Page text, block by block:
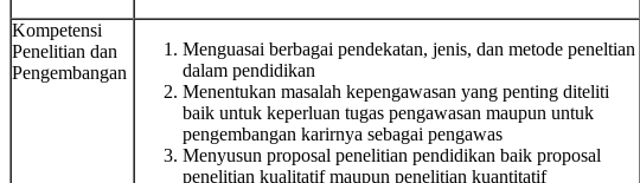
Kompetensi
Penelitian dan
Pengembangan
Menguasai berbagai pendekatan, jenis, dan metode peneltian
dalam pendidikan
Menentukan masalah kepengawasan yang penting diteliti
baik untuk keperluan tugas pengawasan maupun untuk
pengembangan karirnya sebagai pengawas
Menyusun proposal penelitian pendidikan baik proposal
penelitian kualitatif maupun penelitian kuantitatif